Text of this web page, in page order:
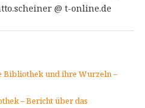
@ t-online.de
Bibliothek und ihre Wurzeln –
– Bericht über das